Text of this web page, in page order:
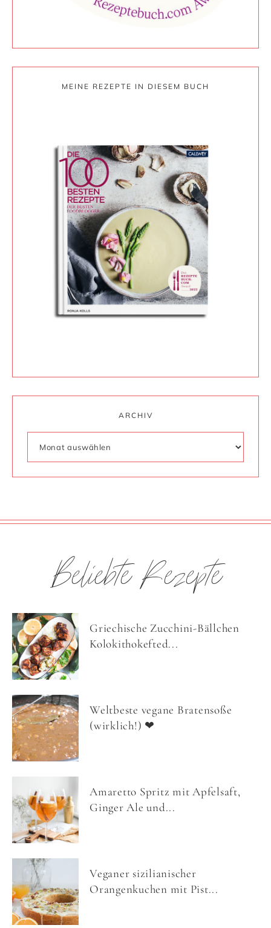
MEINE REZEPTE IN DIESEM BUCH
ARCHIV
Beliebte Rezepte
Griechische Zucchini-Bällchen
Kolokithokefted...
Weltbeste vegane Bratensoße
(wirklich!) ❤
Amaretto Spritz mit Apfelsaft,
Ginger Ale und...
Veganer sizilianischer
Orangenkuchen mit Pist...